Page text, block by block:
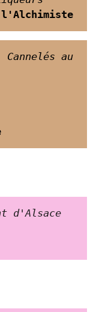
l'Alchimiste
Cannelés au
d'Alsace